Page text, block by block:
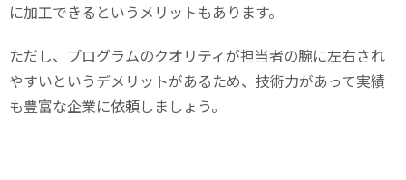
に加工できるというメリットもあります。
ただし、プログラムのクオリティが担当者の腕に左右され
やすいというデメリットがあるため、技術力があって実績
も豊富な企業に依頼しましょう。